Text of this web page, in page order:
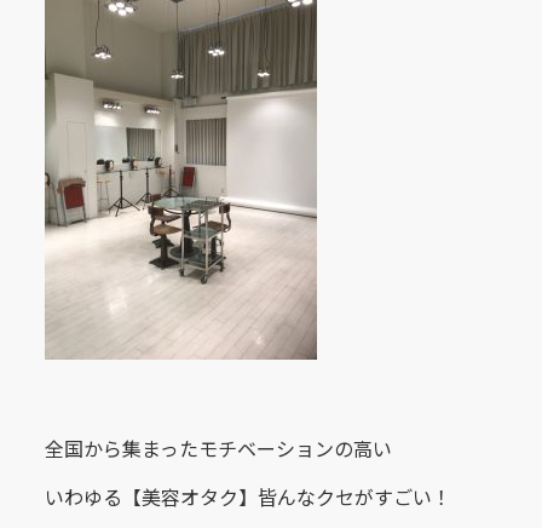
Hot Pepper Beautyで予約
お電話で予約
全国から集まったモチベーションの高い
いわゆる【美容オタク】皆んなクセがすごい！